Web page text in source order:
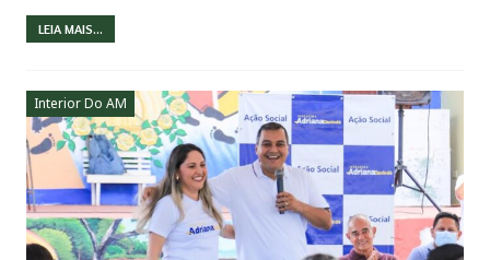
LEIA MAIS...
Interior Do AM